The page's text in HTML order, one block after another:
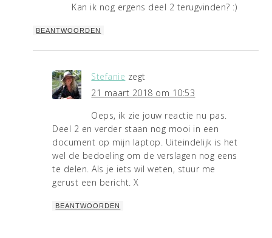
Kan ik nog ergens deel 2 terugvinden? :)
BEANTWOORDEN
Stefanie zegt
21 maart 2018 om 10:53
Oeps, ik zie jouw reactie nu pas.
Deel 2 en verder staan nog mooi in een
document op mijn laptop. Uiteindelijk is het
wel de bedoeling om de verslagen nog eens
te delen. Als je iets wil weten, stuur me
gerust een bericht. X
BEANTWOORDEN